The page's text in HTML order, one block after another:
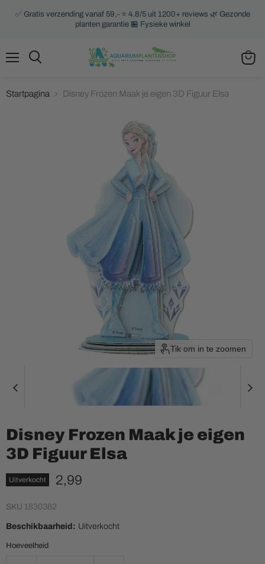
✅ Gratis verzending vanaf 59,- ⭐ 4.8/5 uit 1200+ reviews 🌿 Gezonde
planten garantie 🏪 Fysieke winkel
Startpagina Disney Frozen Maak je eigen 3D Figuur Elsa
Tik om in te zoomen
Disney Frozen Maak je eigen
3D Figuur Elsa
Uitverkocht Huidige prijs
2,99
SKU 1830362
Beschikbaarheid: Uitverkocht
Hoeveelheid